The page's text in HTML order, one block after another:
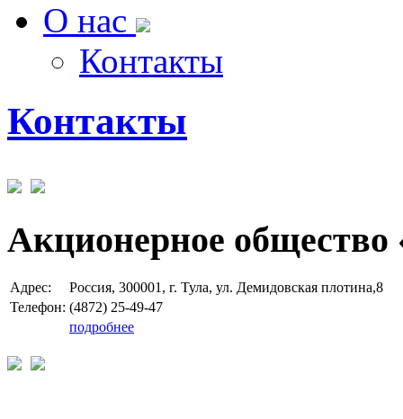
О нас
Контакты
Контакты
Акционерное общество
Адрес:
Россия, 300001, г. Тула, ул. Демидовская плотина,8
Телефон: (4872) 25-49-47
подробнее